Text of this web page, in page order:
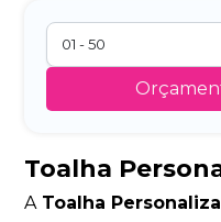
Toalha
AToalha